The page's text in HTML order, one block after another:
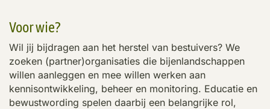
Voor wie?
Wil jij bijdragen aan het herstel van bestuivers? We
zoeken (partner)organisaties die bijenlandschappen
willen aanleggen en mee willen werken aan
kennisontwikkeling, beheer en monitoring. Educatie en
bewustwording spelen daarbij een belangrijke rol,